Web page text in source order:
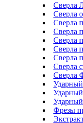
Сверла
Сверла
Сверла
Сверла
Сверла
Сверла
Сверла
Сверла
Сверла
Фрезы